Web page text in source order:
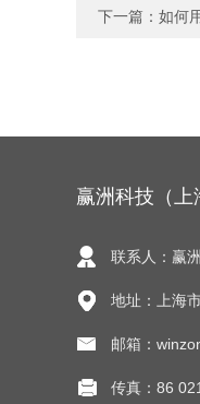
下一篇： 如何
赢洲科技（上
联系人：赢洲
地址：上海
邮箱：
传真：86